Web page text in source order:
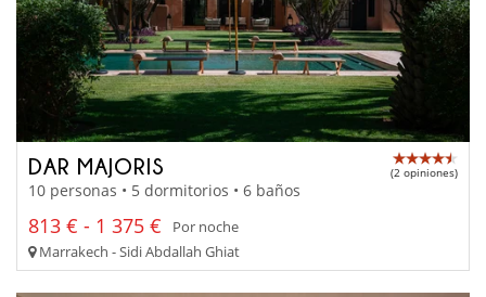
DAR MAJORIS (2 opiniones)
10 personas • 5 dormitorios • 6 baños
813 € - 1 375 €
Por noche
Marrakech - Sidi Abdallah Ghiat